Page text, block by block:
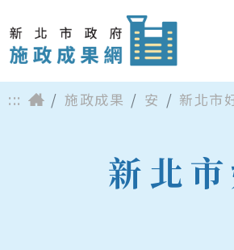
::: 施政成果 安 新北市
新北